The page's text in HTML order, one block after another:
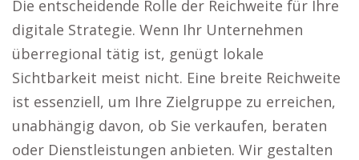
Die entscheidende Rolle der Reichweite für Ihre
digitale Strategie. Wenn Ihr Unternehmen
überregional tätig ist, genügt lokale
Sichtbarkeit meist nicht. Eine breite Reichweite
ist essenziell, um Ihre Zielgruppe zu erreichen,
unabhängig davon, ob Sie verkaufen, beraten
oder Dienstleistungen anbieten. Wir gestalten